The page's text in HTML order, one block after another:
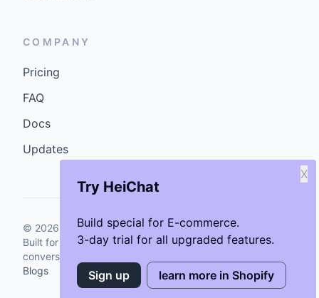
Try HeiChat
Build special for E-commerce.
3-day trial for all upgraded features.
X
Sign up learn more in Shopify
COMPANY
Pricing
FAQ
Docs
Updates
© 2026 GenCybers Inc. All rights reserved.
Built for storefronts that want faster answers and cleaner
conversions.
Blogs